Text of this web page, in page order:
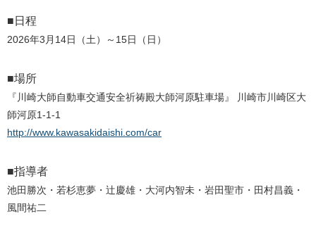
■日程
2026年3月14日（土）～15日（日）
■場所
『川崎大師自動車交通安全祈祷殿大師河原駐車場』 川崎市川崎区大
師河原1-1-1
http://www.kawasakidaishi.com/car
■指導者
池田勝次・若杉恵夢・辻慶雄・大河内智未・岩田聖市・田村昌義・
風間祐二